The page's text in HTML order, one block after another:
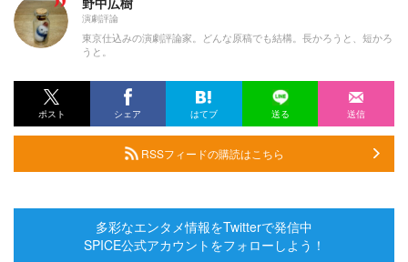
演劇評論
東京仕込みの演劇評論家。どんな原稿でも結構。長かろうと、短かろ
うと。
ポスト シェア はてブ 送る 送信
RSSフィードの購読はこちら
多彩なエンタメ情報をTwitterで発信中
SPICE公式アカウントをフォローしよう！